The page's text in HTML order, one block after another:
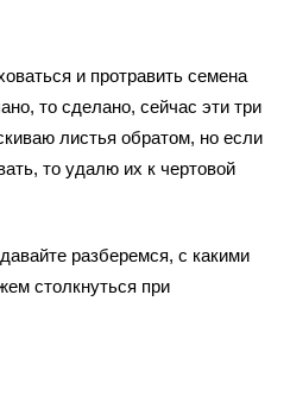
и протравить семена
то сделано, сейчас эти три
листья обратом, но если
то удалю их к чертовой
разберемся, с какими
столкнуться при